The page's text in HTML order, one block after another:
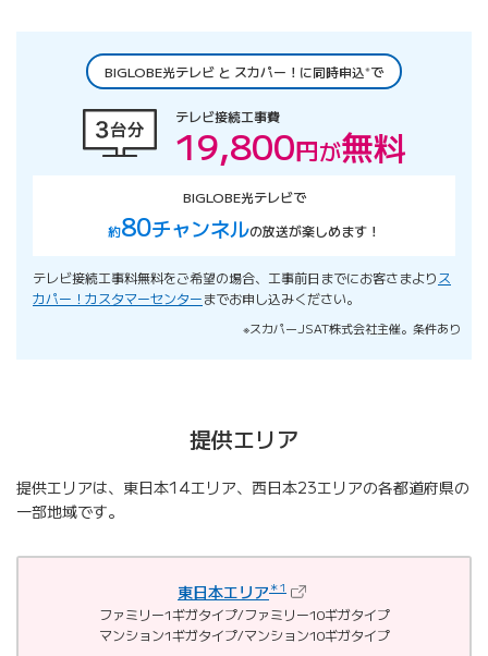
BIGLOBE光テレビ と スカパー！に同時申込※で
テレビ接続工事費
19,800円が無料
BIGLOBE光テレビで
約80チャンネルの放送が楽しめます！
テレビ接続工事料無料をご希望の場合、工事前日までにお客さまよりス
カパー！カスタマーセンターまでお申し込みください。
※スカパーJSAT株式会社主催。条件あり
提供エリア
提供エリアは、東日本14エリア、西日本23エリアの各都道府県の
一部地域です。
東日本エリア ＊1（新しいタブで開きます）
ファミリー1ギガタイプ/ファミリー10ギガタイプ
マンション1ギガタイプ/マンション10ギガタイプ